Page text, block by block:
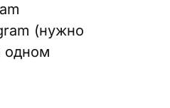
(нужно
одном